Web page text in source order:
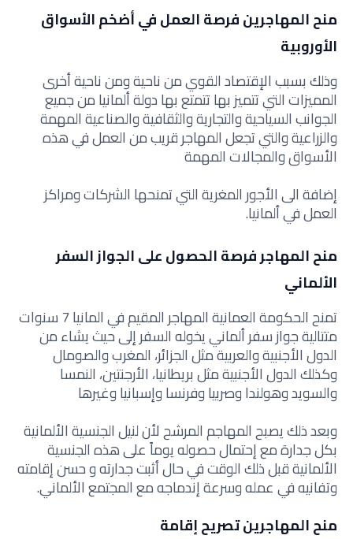
منح المهاجرين فرصة العمل في أضخم الأسواق
الأوروبية
وذلك بسبب الإقتصاد القوي من ناحية ومن ناحية أخرى
المميزات التي تتميز بها تتمتع بها دولة ألمانيا من جميع
الجوانب السياحية والتجارية والثقافية والصناعية المهمة
والزراعية والتي تجعل المهاجر قريب من العمل في هذه
الأسواق والمجالات المهمة
إضافة الى الأجور المغرية التي تمنحها الشركات ومراكز
العمل في ألمانيا.
منح المهاجر فرصة الحصول على الجواز السفر
الألماني
تمنح الحكومة العمانية المهاجر المقيم في المانيا 7 سنوات
متتالية جواز سفر ألماني يخوله السفر إلى حيث يشاء من
الدول الأجنبية والعربية مثل الجزائر، المغرب والصومال
وكذلك الدول الأجنبية مثل بريطانيا، الأرجنتين، النمسا
والسويد وهولندا وصربيا وفرنسا وإسبانيا وغيرها
وبعد ذلك يصبح المهاجم المرشح لأن لنيل الجنسية الألمانية
بكل جدارة مع إحتمال حصوله يوماً على هذه الجنسية
الألمانية قبل ذلك الوقت في حال أثبت جدارته و حسن إقامته
وتفانيه في عمله وسرعة إندماجه مع المجتمع الألماني.
منح المهاجرين تصريح إقامة